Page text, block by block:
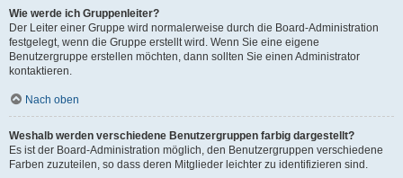
Wie werde ich Gruppenleiter?
Der Leiter einer Gruppe wird normalerweise durch die Board-Administration
festgelegt, wenn die Gruppe erstellt wird. Wenn Sie eine eigene
Benutzergruppe erstellen möchten, dann sollten Sie einen Administrator
kontaktieren.
Nach oben
Weshalb werden verschiedene Benutzergruppen farbig dargestellt?
Es ist der Board-Administration möglich, den Benutzergruppen verschiedene
Farben zuzuteilen, so dass deren Mitglieder leichter zu identifizieren sind.